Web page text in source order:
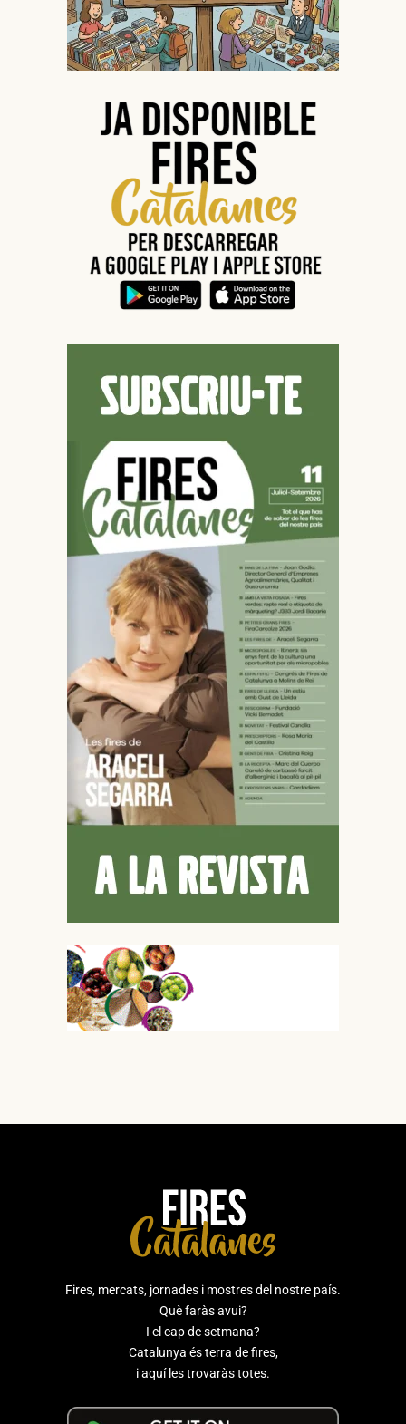
Fires, mercats, jornades i mostres del nostre país.
Què faràs avui?
I el cap de setmana?
Catalunya és terra de fires,
i aquí les trovaràs totes.